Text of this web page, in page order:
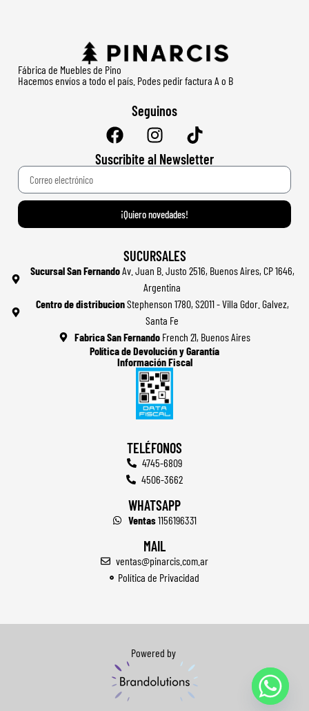
Fábrica de Muebles de Pino
Hacemos envíos a todo el país. Podes pedir factura A o B
Seguinos
Suscribite al Newsletter
¡Quiero novedades!
SUCURSALES
Sucursal San FernandoAv. Juan B. Justo 2516, Buenos Aires, CP 1646,
Argentina
Centro de distribucionStephenson 1780, S2011 - Villa Gdor. Galvez,
Santa Fe
Fabrica San FernandoFrench 21, Buenos Aires
Política de Devolución y Garantía
Información Fiscal
TELÉFONOS
4745-6809
4506-3662
WHATSAPP
Ventas1156196331
MAIL
ventas@pinarcis.com.ar
Política de Privacidad
Powered by